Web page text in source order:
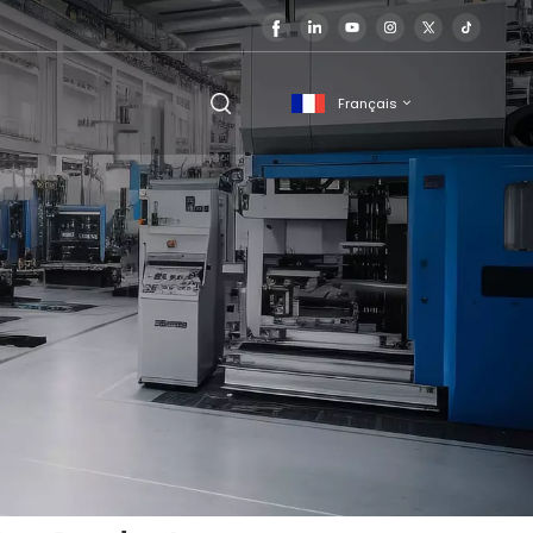
Français
English
français